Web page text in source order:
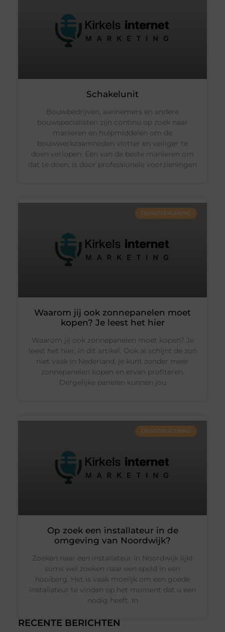
RECENTE BERICHTEN
Schakelunit
Bouwbedrijven, aannemers en andere
bouwspecialisten zijn continu op zoek naar
manieren en hulpmiddelen om de
bouwwerkzaamheden vlotter en veiliger te
doen verlopen. Een van de beste manieren om
dat te doen, is door professionele voorzieningen
DIENSTVERLENING
Waarom jij ook zonnepanelen moet
kopen? Je leest het hier
Waarom jij ook zonnepanelen moet kopen? Je
leest het hier, in dit artikel. Ook al schijnt de zon
niet vaak in Nederland, je kunt zonder meer
zonnepanelen kopen en ervan profiteren.
Dergelijke panelen kunnen jou
DIENSTVERLENING
Op zoek een installateur in de
omgeving van Noordwijk?
Zoeken naar een installateur in Noordwijk lijkt
soms wel zoeken naar een speld in een
hooiberg. Het is vaak moeiijk om een goede
installateur te vinden op het moment dat u een
nodig heeft. In